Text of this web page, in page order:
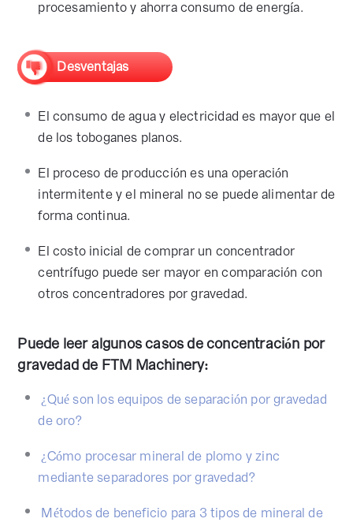
procesamiento y ahorra consumo de energía.
Desventajas
El consumo de agua y electricidad es mayor que el
de los toboganes planos.
El proceso de producción es una operación
intermitente y el mineral no se puede alimentar de
forma continua.
El costo inicial de comprar un concentrador
centrífugo puede ser mayor en comparación con
otros concentradores por gravedad.
Puede leer algunos casos de concentración por
gravedad de FTM Machinery:
¿Qué son los equipos de separación por gravedad
de oro?
¿Cómo procesar mineral de plomo y zinc
mediante separadores por gravedad?
Métodos de beneficio para 3 tipos de mineral de